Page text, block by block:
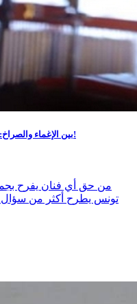
بين الإغماء والصراخ: ليس الشامي من أذهلنا، بل ردّة فعل الجمهور!
من حق أي فنان يفرح
تونس يطرح أكثر من سؤال